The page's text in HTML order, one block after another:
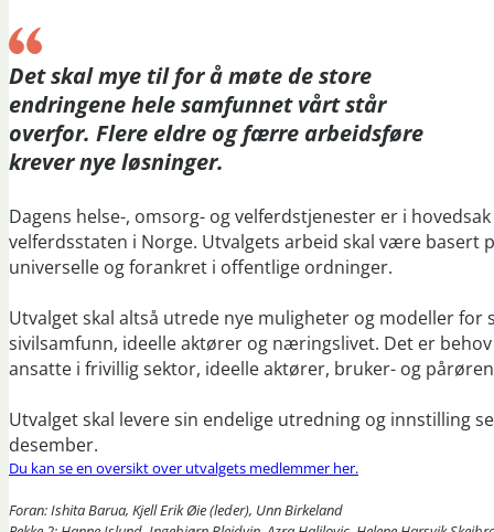
Det skal mye til for å møte de store
endringene hele samfunnet vårt står
overfor. Flere eldre og færre arbeidsføre
krever nye løsninger.
Dagens helse-, omsorg- og velferdstjenester er i
velferdsstaten i Norge. Utvalgets arbeid skal være
universelle og forankret i offentlige ordninger.
Utvalget skal altså utrede nye muligheter og modeller
sivilsamfunn, ideelle aktører og næringslivet. Det er
ansatte i frivillig sektor, ideelle aktører, bruker- og
Utvalget skal levere sin endelige utredning og innstilling
desember.
Du kan se en oversikt over utvalgets medlemmer her.
Foran: Ishita Barua, Kjell Erik Øie (leder), Unn Birkeland